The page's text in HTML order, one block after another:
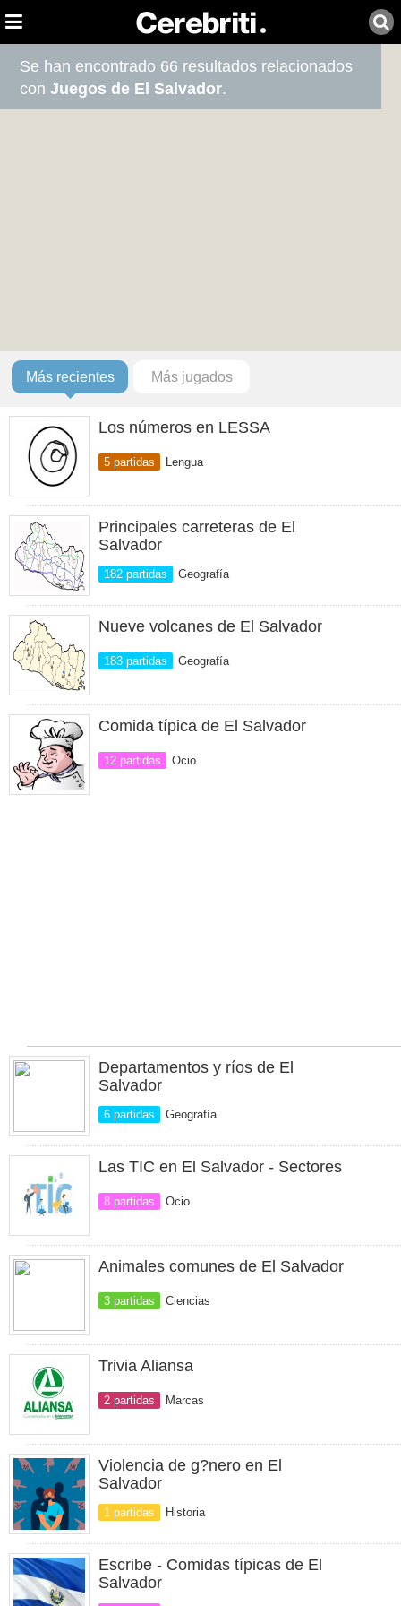
Se han encontrado 66 resultados relacionados
conJuegos de El Salvador.
Más recientes Más jugados
Los números en LESSA
5 partidas Lengua
Principales carreteras de El
Salvador
182 partidas Geografía
Nueve volcanes de El Salvador
183 partidas Geografía
Comida típica de El Salvador
12 partidas Ocio
Departamentos y ríos de El
Salvador
6 partidas Geografía
Las TIC en El Salvador - Sectores
8 partidas Ocio
Animales comunes de El Salvador
3 partidas Ciencias
Trivia Aliansa
2 partidas Marcas
Violencia de g?nero en El
Salvador
1 partidas Historia
Escribe - Comidas típicas de El
Salvador